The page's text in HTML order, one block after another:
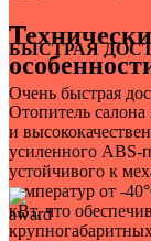
Отопитель
и
усиленного ABS-
устойчивого к
температур от -
кВт, что
БЫСТРАЯ
Очень быстрая